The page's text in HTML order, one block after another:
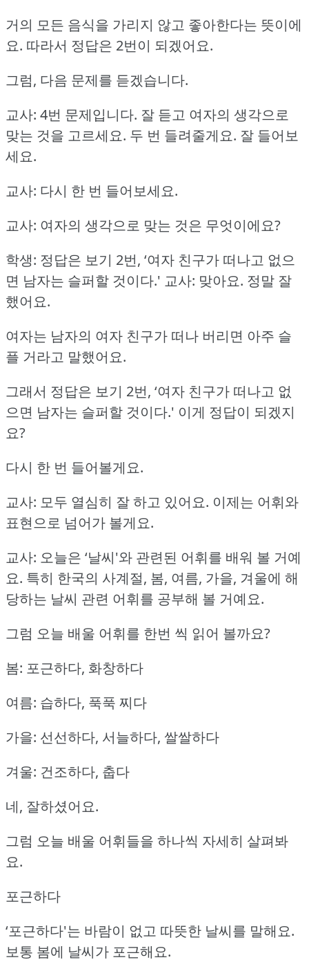
거의 모든 음식을 가리지 않고 좋아한다는 뜻이에
요. 따라서 정답은 2번이 되겠어요.
그럼, 다음 문제를 듣겠습니다.
교사: 4번 문제입니다. 잘 듣고 여자의 생각으로
맞는 것을 고르세요. 두 번 들려줄게요. 잘 들어보
세요.
교사: 다시 한 번 들어보세요.
교사: 여자의 생각으로 맞는 것은 무엇이에요?
학생: 정답은 보기 2번, ‘여자 친구가 떠나고 없으
면 남자는 슬퍼할 것이다.' 교사: 맞아요. 정말 잘
했어요.
여자는 남자의 여자 친구가 떠나 버리면 아주 슬
플 거라고 말했어요.
그래서 정답은 보기 2번, ‘여자 친구가 떠나고 없
으면 남자는 슬퍼할 것이다.' 이게 정답이 되겠지
요?
다시 한 번 들어볼게요.
교사: 모두 열심히 잘 하고 있어요. 이제는 어휘와
표현으로 넘어가 볼게요.
교사: 오늘은 ‘날씨'와 관련된 어휘를 배워 볼 거예
요. 특히 한국의 사계절, 봄, 여름, 가을, 겨울에 해
당하는 날씨 관련 어휘를 공부해 볼 거예요.
그럼 오늘 배울 어휘를 한번 씩 읽어 볼까요?
봄: 포근하다, 화창하다
여름: 습하다, 푹푹 찌다
가을: 선선하다, 서늘하다, 쌀쌀하다
겨울: 건조하다, 춥다
네, 잘하셨어요.
그럼 오늘 배울 어휘들을 하나씩 자세히 살펴봐
요.
포근하다
‘포근하다'는 바람이 없고 따뜻한 날씨를 말해요.
보통 봄에 날씨가 포근해요.